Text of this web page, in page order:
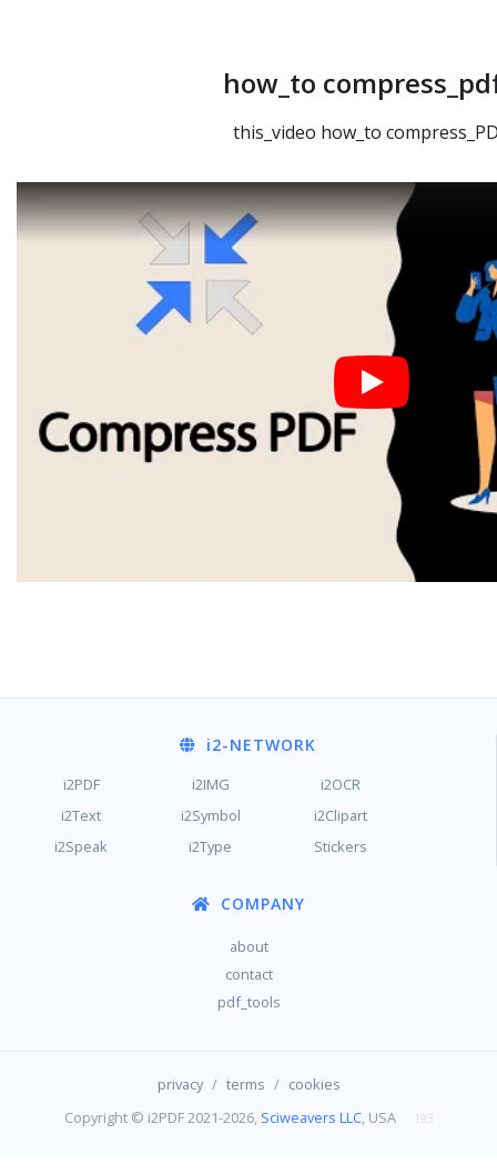
how_to
this_video how_to
i2-NETWORK
i2PDF i2IMG
i2OCR
i2Text
i2Symbol
i2Clipart
i2Speak
i2Type Stickers
COMPANY
about
contact
pdf_tools
privacy / terms / cookies
Copyright © i2PDF 2021-2026, Sciweavers LLC, USA 193